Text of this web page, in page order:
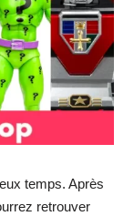
temps. Après
retrouver